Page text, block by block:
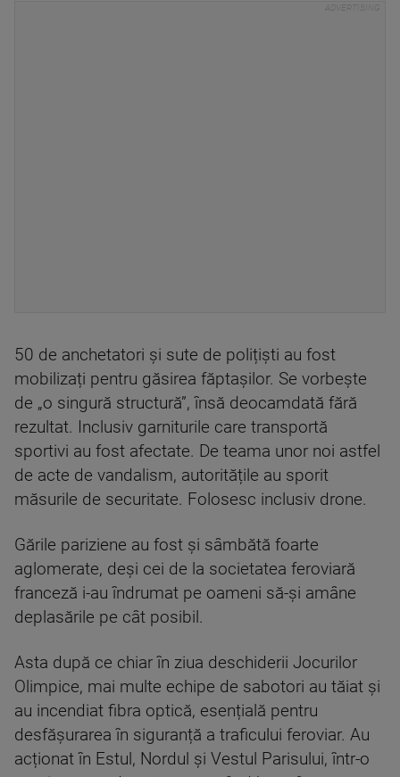
50 de anchetatori și sute de polițiști au fost
mobilizați pentru găsirea făptașilor. Se vorbește
de „o singură structură”, însă deocamdată fără
rezultat. Inclusiv garniturile care transportă
sportivi au fost afectate. De teama unor noi astfel
de acte de vandalism, autoritățile au sporit
măsurile de securitate. Folosesc inclusiv drone.
Gările pariziene au fost și sâmbătă foarte
aglomerate, deși cei de la societatea feroviară
franceză i-au îndrumat pe oameni să-și amâne
deplasările pe cât posibil.
Asta după ce chiar în ziua deschiderii Jocurilor
Olimpice, mai multe echipe de sabotori au tăiat și
au incendiat fibra optică, esențială pentru
desfășurarea în siguranță a traficului feroviar. Au
acționat în Estul, Nordul și Vestul Parisului, într-o